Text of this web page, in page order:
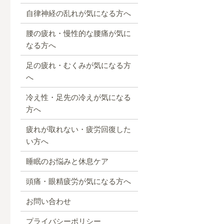
自律神経の乱れが気になる方へ
腰の疲れ・慢性的な腰痛が気に
なる方へ
足の疲れ・むくみが気になる方
へ
冷え性・足先の冷えが気になる
方へ
疲れが取れない・疲労回復した
い方へ
睡眠のお悩みと休息ケア
頭痛・眼精疲労が気になる方へ
お問い合わせ
プライバシーポリシー